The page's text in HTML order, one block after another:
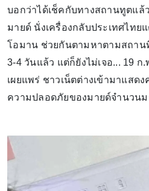
บอกว่าได้เช็คกับทางสถานทูตแล้
มายด์ นั่งเครื่องกลับประเทศไทย
โอมาน ช่วยกันตามหาตามสถาน
3-4 วันแล้ว แต่ก็ยังไม่เจอ... 19
เผยแพร่ ชาวเน็ตต่างเข้ามาแสด
ความปลอดภัยของมายด์จำนวนม